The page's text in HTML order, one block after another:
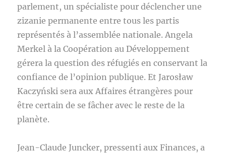
parlement, un spécialiste pour déclencher une
zizanie permanente entre tous les partis
représentés à l’assemblée nationale. Angela
Merkel à la Coopération au Développement
gérera la question des réfugiés en conservant la
confiance de l’opinion publique. Et Jarosław
Kaczyński sera aux Affaires étrangères pour
être certain de se fâcher avec le reste de la
planète.
Jean-Claude Juncker, pressenti aux Finances, a